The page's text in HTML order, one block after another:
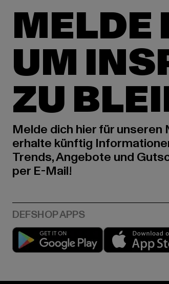
MELDE
UM
ZU
Melde dich hier für unseren
erhalte künftig
Trends, Angebote und
per E-Mail!
Play market